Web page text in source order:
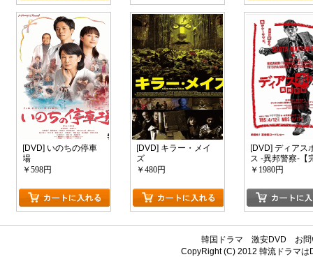
[DVD] いのちの停車
場
￥598円
[DVD] キラー・メイ
ズ
￥480円
[DVD] ディアス
ス -異邦警察-【
版】(初回生産
￥1980円
韓国ドラマ 激安DVD
お
CopyRight (C) 2012韓流ドラマは